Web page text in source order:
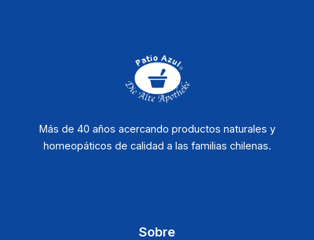
Más de 40 años acercando productos naturales y
homeopáticos de calidad a las familias chilenas.
Sobre